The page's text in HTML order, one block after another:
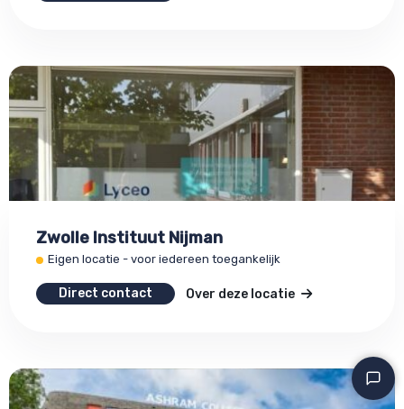
Zwolle Instituut Nijman
Eigen locatie - voor iedereen toegankelijk
Direct contact Over deze locatie